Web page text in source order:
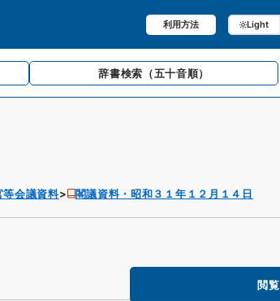
利用方法 Light
辞書検索 （五十音順）
等会議資料 閣議資料・昭和３１年１２月１４日
閲覧